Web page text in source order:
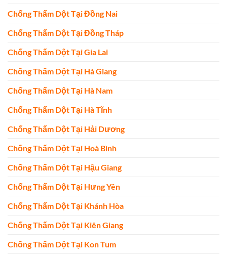
Chống Thấm Dột Tại Đồng Nai
Chống Thấm Dột Tại Đồng Tháp
Chống Thấm Dột Tại Gia Lai
Chống Thấm Dột Tại Hà Giang
Chống Thấm Dột Tại Hà Nam
Chống Thấm Dột Tại Hà Tĩnh
Chống Thấm Dột Tại Hải Dương
Chống Thấm Dột Tại Hoà Bình
Chống Thấm Dột Tại Hậu Giang
Chống Thấm Dột Tại Hưng Yên
Chống Thấm Dột Tại Khánh Hòa
Chống Thấm Dột Tại Kiên Giang
Chống Thấm Dột Tại Kon Tum